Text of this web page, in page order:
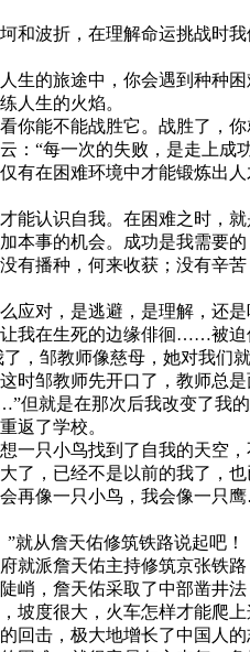
波折，在理解命运挑战时我
的旅途中，你会遇到种种
人生的火焰。
能不能战胜它。战胜了，你
“每一次的失败，是走上成
在困难环境中才能锻炼出
认识自我。在困难之时，
事的机会。成功是我需要
有播种，何来收获；没有辛
对，是逃避，是理解，还是
我在生死的边缘俳徊……被迫
，邹教师像慈母，她对我们
时邹教师先开口了，教师总
但就是在那次后我改变了我
返了学校。
只小鸟找到了自我的天空
了，已经不是以前的我了，
再像一只小鸟，我会像一只
就从詹天佑修筑铁路说起吧！
派詹天佑主持修筑京张铁
峭，詹天佑采取了中部凿井
坡度很大，火车怎样才能爬
回击，极大地增长了中国人